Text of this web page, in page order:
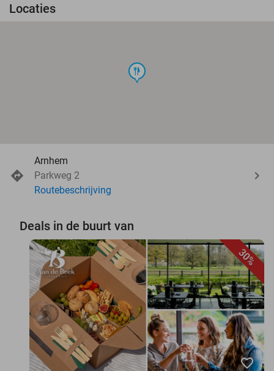
Locaties
food
Arnhem
Parkweg 2
Routebeschrijving
Deals in de buurt van
30%
favorite_border